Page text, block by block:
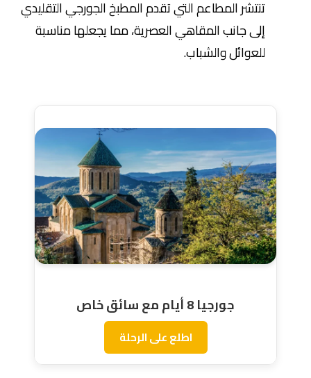
تنتشر المطاعم التي تقدم المطبخ الجورجي التقليدي
إلى جانب المقاهي العصرية، مما يجعلها مناسبة
للعوائل والشباب.
جورجيا 8 أيام مع سائق خاص
اطلع على الرحلة